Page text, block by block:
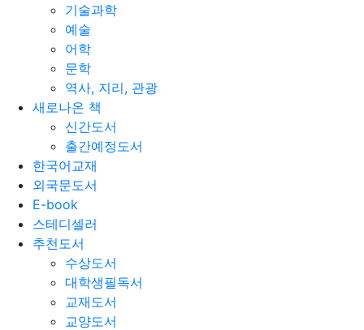
기술과학
예술
어학
문학
역사, 지리, 관광
새로나온 책
신간도서
출간예정도서
한국어교재
외국문도서
E-book
스테디셀러
추천도서
수상도서
대학생필독서
교재도서
교양도서